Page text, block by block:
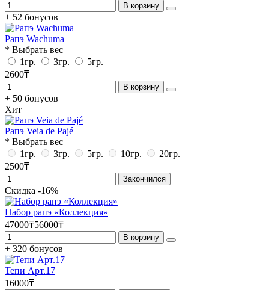
В корзину
+ 52 бонусов
Рапэ Wachuma
* Выбрать вес
1гр.
3гр.
5гр.
2600₸
В корзину
+ 50 бонусов
Хит
Рапэ Veia de Pajé
* Выбрать вес
1гр.
3гр. 5гр. 10гр.
20гр.
2500₸
Закончился
Скидка -16%
Набор рапэ «Коллекция»
47000₸56000₸
В корзину
+ 320 бонусов
Тепи Арт.17
16000₸